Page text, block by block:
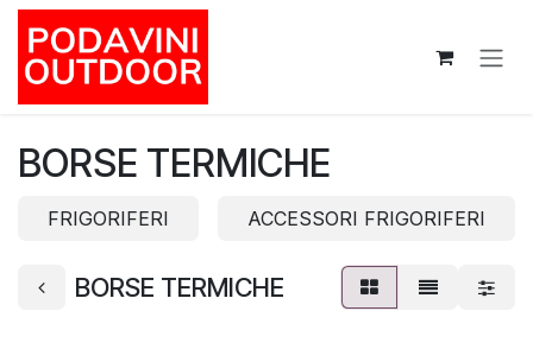
Passa al contenuto
BORSE TERMICHE
FRIGORIFERI ACCESSORI FRIGORIFERI
BORSE TERMICHE